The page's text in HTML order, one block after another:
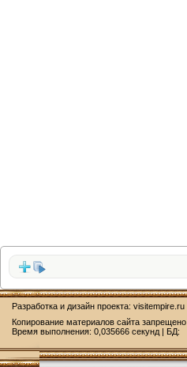
Разработка и дизайн проекта: visitempire.ru
Копирование материалов сайта запрещено
Время выполнения: 0,035666 секунд | БД: